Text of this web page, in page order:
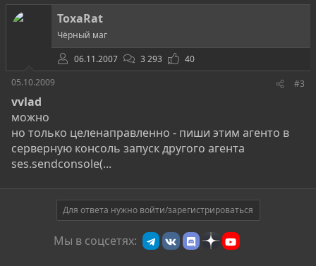
ToxaRat
Чёрный маг
06.11.2007
3 293
40
05.10.2009
#3
vvlad
можно
но только целенаправленно - пиши этим агенто в
серверную консоль запуск другого агента
ses.sendconsole(...
Для ответа нужно войти/зарегистрироваться
Мы в соцсетях: